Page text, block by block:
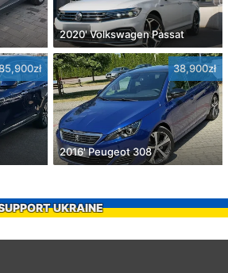
2020' Volkswagen Passat
38,900zł
2016' Peugeot 308
UKRAINE